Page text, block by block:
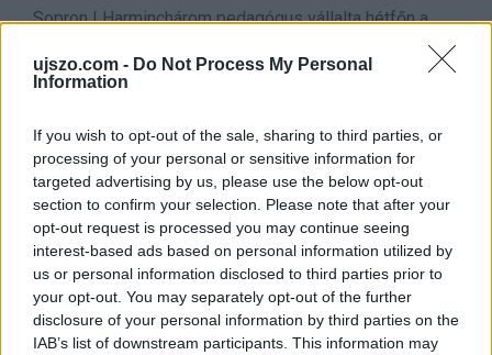
ujszo.com - Do Not Process My Personal
Information
If you wish to opt-out of the sale, sharing to third parties, or
processing of your personal or sensitive information for
targeted advertising by us, please use the below opt-out
section to confirm your selection. Please note that after your
opt-out request is processed you may continue seeing
interest-based ads based on personal information utilized by
us or personal information disclosed to third parties prior to
your opt-out. You may separately opt-out of the further
disclosure of your personal information by third parties on the
IAB’s list of downstream participants. This information may
Sopron | Harminchárom pedagógus vállalta hétfőn a
még kétszer ennyien vannak. Egyre szélesebb az
összefogás.